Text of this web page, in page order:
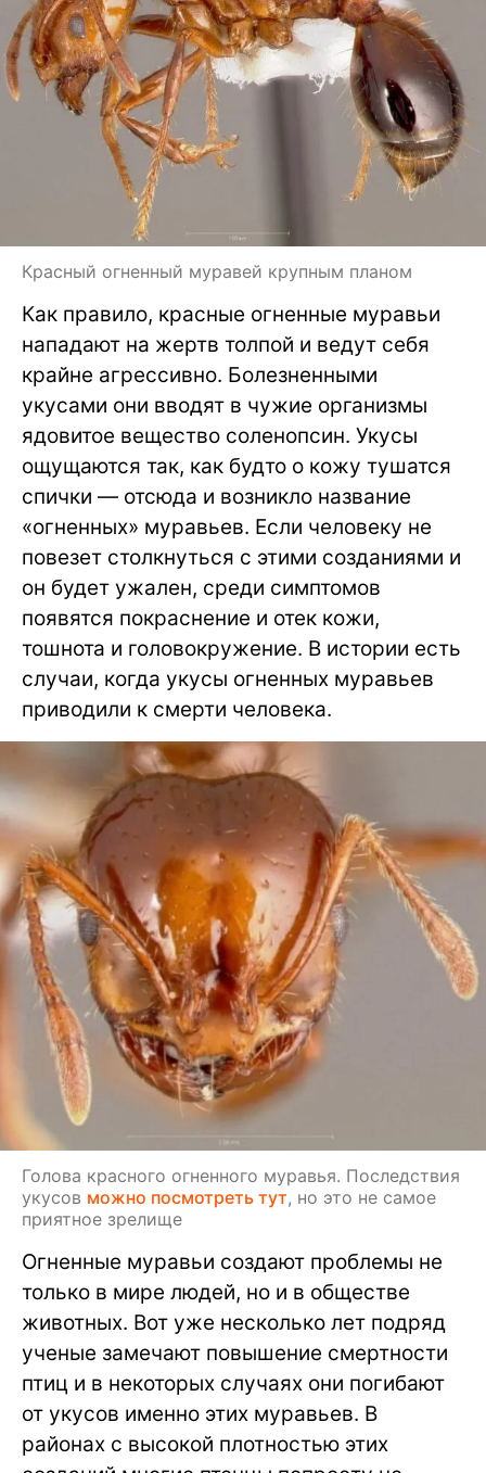
Красный огненный муравей крупным планом
Как правило, красные огненные муравьи
нападают на жертв толпой и ведут себя
крайне агрессивно. Болезненными
укусами они вводят в чужие организмы
ядовитое вещество соленопсин. Укусы
ощущаются так, как будто о кожу тушатся
спички — отсюда и возникло название
«огненных» муравьев. Если человеку не
повезет столкнуться с этими созданиями и
он будет ужален, среди симптомов
появятся покраснение и отек кожи,
тошнота и головокружение. В истории есть
случаи, когда укусы огненных муравьев
приводили к смерти человека.
Голова красного огненного муравья. Последствия
укусов можно посмотреть тут, но это не самое
приятное зрелище
Огненные муравьи создают проблемы не
только в мире людей, но и в обществе
животных. Вот уже несколько лет подряд
ученые замечают повышение смертности
птиц и в некоторых случаях они погибают
от укусов именно этих муравьев. В
районах с высокой плотностью этих